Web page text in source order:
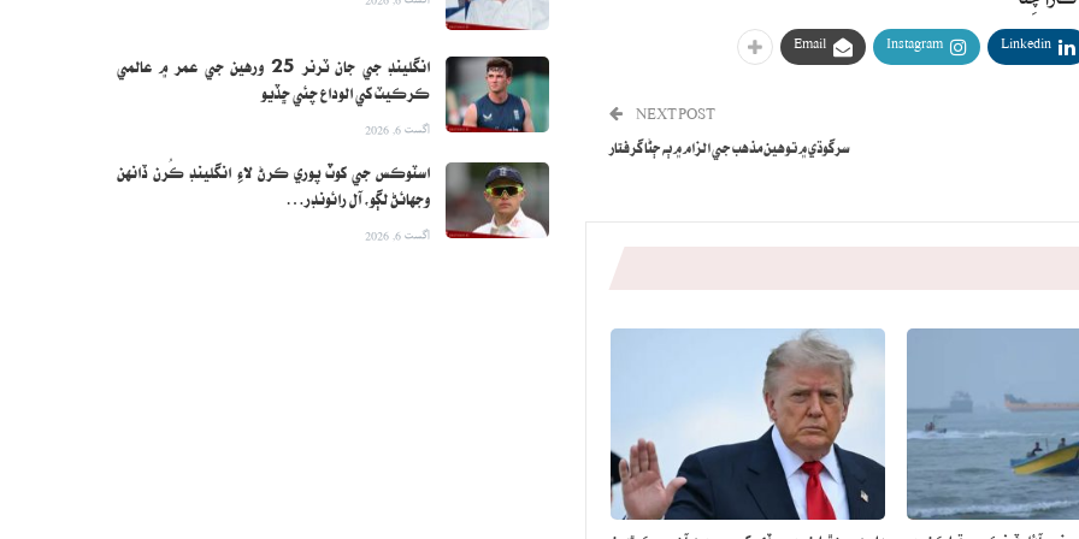
Linkedin
Instagram
Email
NEXT POST
سرگوڌي ۾ توهين مذهب جي الزام ۾ ٻه ڄڻا گرفتار
انگلينڊ جي جان ٽرنر 25 ورهين جي عمر ۾ عالمي
ڪرڪيٽ کي الوداع چئي ڇڏيو
اگست 6, 2026
اسٽوڪس جي کوٽ پوري ڪرڻ لاءِ انگلينڊ ڪُرن ڏانهن
وجهائڻ لڳو، آل رائونڊر…
اگست 6, 2026